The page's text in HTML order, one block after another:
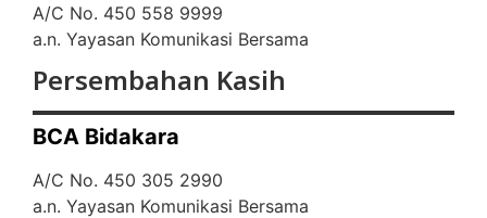
A/C No. 450 558 9999
a.n. Yayasan Komunikasi Bersama
Persembahan Kasih
BCA Bidakara
A/C No. 450 305 2990
a.n. Yayasan Komunikasi Bersama